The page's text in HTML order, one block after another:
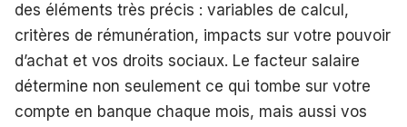
des éléments très précis : variables de calcul,
critères de rémunération, impacts sur votre pouvoir
d’achat et vos droits sociaux. Le facteur salaire
détermine non seulement ce qui tombe sur votre
compte en banque chaque mois, mais aussi vos